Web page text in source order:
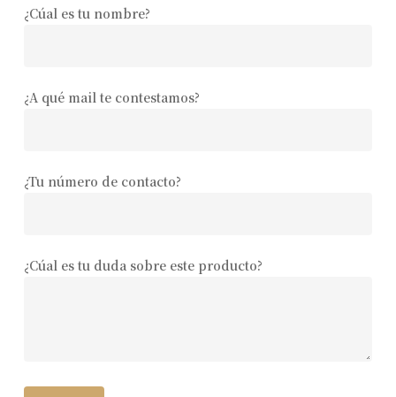
¿Cúal es tu nombre?
¿A qué mail te contestamos?
¿Tu número de contacto?
¿Cúal es tu duda sobre este producto?